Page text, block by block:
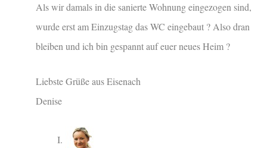
Als wir damals in die sanierte Wohnung eingezogen sind,
wurde erst am Einzugstag das WC eingebaut ? Also dran
bleiben und ich bin gespannt auf euer neues Heim ?
Liebste Grüße aus Eisenach
Denise